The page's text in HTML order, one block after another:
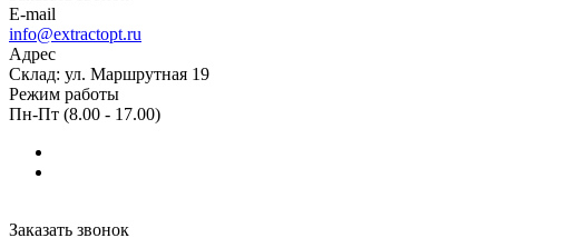
E-mail
info@extractopt.ru
Адрес
Склад: ул. Маршрутная 19
Режим работы
Пн-Пт (8.00 - 17.00)
Заказать звонок